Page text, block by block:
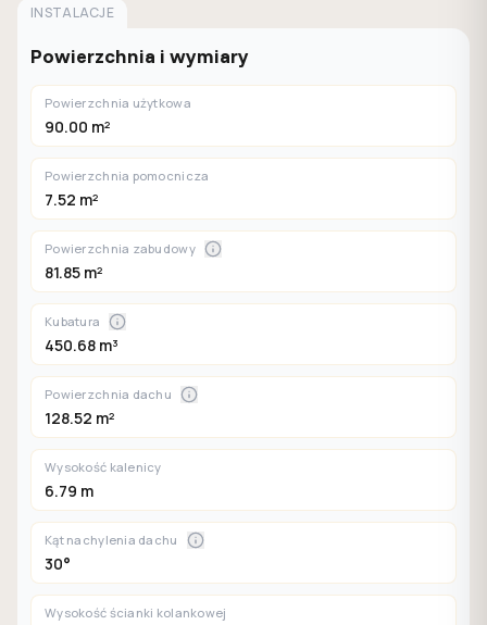
INSTALACJE
Powierzchnia i wymiary
Powierzchnia użytkowa
90.00 m²
Powierzchnia pomocnicza
7.52 m²
Powierzchnia zabudowy
81.85 m²
Kubatura
450.68 m³
Powierzchnia dachu
128.52 m²
Wysokość kalenicy
6.79 m
Kąt nachylenia dachu
30°
Wysokość ścianki kolankowej